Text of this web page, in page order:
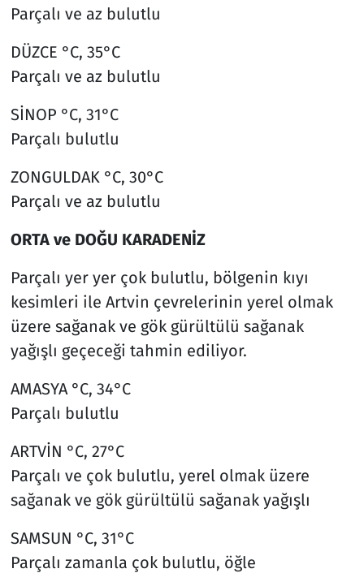
Parçalı ve az bulutlu
DÜZCE °C, 35°C
Parçalı ve az bulutlu
SİNOP °C, 31°C
Parçalı bulutlu
ZONGULDAK °C, 30°C
Parçalı ve az bulutlu
ORTA ve DOĞU KARADENİZ
Parçalı yer yer çok bulutlu, bölgenin kıyı
kesimleri ile Artvin çevrelerinin yerel olmak
üzere sağanak ve gök gürültülü sağanak
yağışlı geçeceği tahmin ediliyor.
AMASYA °C, 34°C
Parçalı bulutlu
ARTVİN °C, 27°C
Parçalı ve çok bulutlu, yerel olmak üzere
sağanak ve gök gürültülü sağanak yağışlı
SAMSUN °C, 31°C
Parçalı zamanla çok bulutlu, öğle